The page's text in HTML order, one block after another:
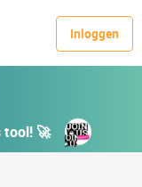
Inloggen
tool! 🚀